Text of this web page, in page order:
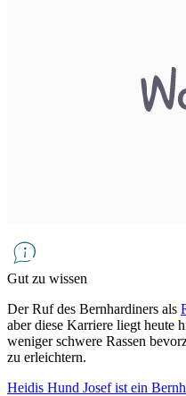
Gut zu wissen
Der Ruf des Bernhardiners als
aber diese Karriere liegt heute
weniger schwere Rassen
zu erleichtern.
Heidis Hund Josef ist ein